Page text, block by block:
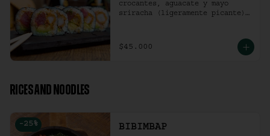
crocantes, aguacate y mayo
sriracha (ligeramente picante).
$45.000
RICES AND NOODLES
-25 % BIBIMBAP